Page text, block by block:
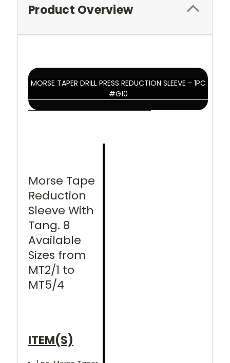
Product Overview
MORSE TAPER DRILL PRESS REDUCTION SLEEVE - 1PC
#G10
Morse Tape
Reduction
Sleeve With
Tang. 8
Available
Sizes from
MT2/1 to
MT5/4
ITEM(S)